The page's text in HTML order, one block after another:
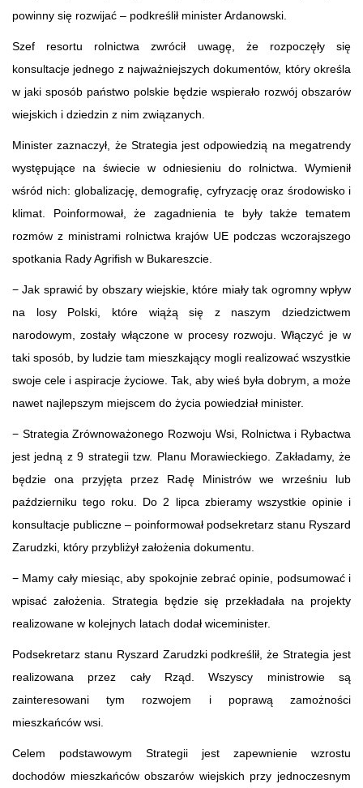
powinny się rozwijać – podkreślił minister Ardanowski.
Szef resortu rolnictwa zwrócił uwagę, że rozpoczęły się
konsultacje jednego z najważniejszych dokumentów, który określa
w jaki sposób państwo polskie będzie wspierało rozwój obszarów
wiejskich i dziedzin z nim związanych.
Minister zaznaczył, że Strategia jest odpowiedzią na megatrendy
występujące na świecie w odniesieniu do rolnictwa. Wymienił
wśród nich: globalizację, demografię, cyfryzację oraz środowisko i
klimat. Poinformował, że zagadnienia te były także tematem
rozmów z ministrami rolnictwa krajów UE podczas wczorajszego
spotkania Rady Agrifish w Bukareszcie.
− Jak sprawić by obszary wiejskie, które miały tak ogromny wpływ
na losy Polski, które wiążą się z naszym dziedzictwem
narodowym, zostały włączone w procesy rozwoju. Włączyć je w
taki sposób, by ludzie tam mieszkający mogli realizować wszystkie
swoje cele i aspiracje życiowe. Tak, aby wieś była dobrym, a może
nawet najlepszym miejscem do życia powiedział minister.
− Strategia Zrównoważonego Rozwoju Wsi, Rolnictwa i Rybactwa
jest jedną z 9 strategii tzw. Planu Morawieckiego. Zakładamy, że
będzie ona przyjęta przez Radę Ministrów we wrześniu lub
październiku tego roku. Do 2 lipca zbieramy wszystkie opinie i
konsultacje publiczne – poinformował podsekretarz stanu Ryszard
Zarudzki, który przybliżył założenia dokumentu.
− Mamy cały miesiąc, aby spokojnie zebrać opinie, podsumować i
wpisać założenia. Strategia będzie się przekładała na projekty
realizowane w kolejnych latach dodał wiceminister.
Podsekretarz stanu Ryszard Zarudzki podkreślił, że Strategia jest
realizowana przez cały Rząd. Wszyscy ministrowie są
zainteresowani tym rozwojem i poprawą zamożności
mieszkańców wsi.
Celem podstawowym Strategii jest zapewnienie wzrostu
dochodów mieszkańców obszarów wiejskich przy jednoczesnym